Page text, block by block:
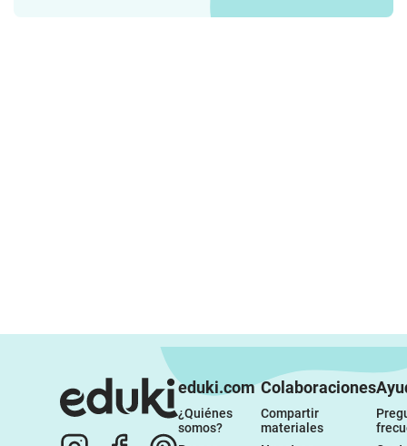
eduki.com
¿Quiénes
somos?
Colaboraciones
Compartir
materiales